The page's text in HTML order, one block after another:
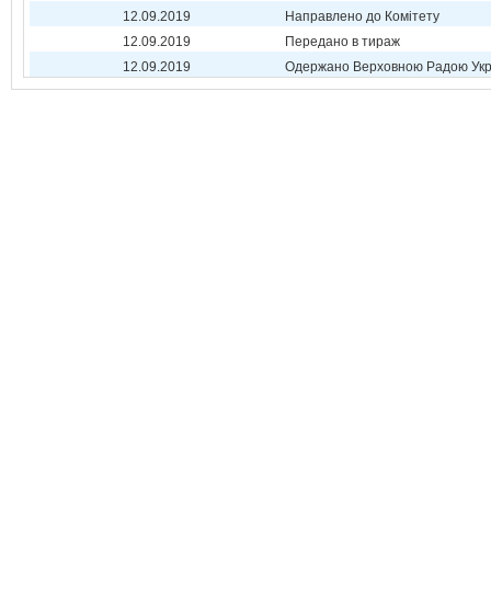
12.09.2019
Направлено до Комітету
12.09.2019
Передано в тираж
12.09.2019
Одержано Верховною Радою